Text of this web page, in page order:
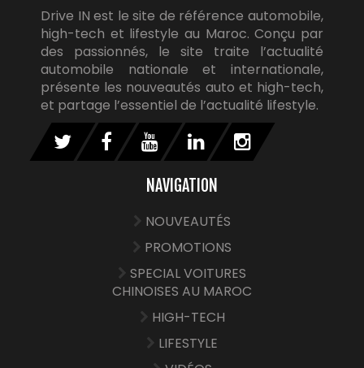
Drive IN est le site de référence automobile,
high-tech et lifestyle au Maroc. Conçu par
des passionnés, le site traite l’actualité
automobile nationale et internationale,
présente les nouveautés auto et high-tech,
et partage l’essentiel de l’actualité lifestyle.
NAVIGATION
NOUVEAUTÉS
PROMOTIONS
SPECIAL VOITURES
CHINOISES AU MAROC
HIGH-TECH
LIFESTYLE